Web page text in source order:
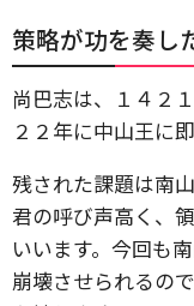
策略が功を奏し
尚巴志は、１４２
２２年に中山王に
残された課題は南
君の呼び声高く、
いいます。今回も
崩壊させられるの